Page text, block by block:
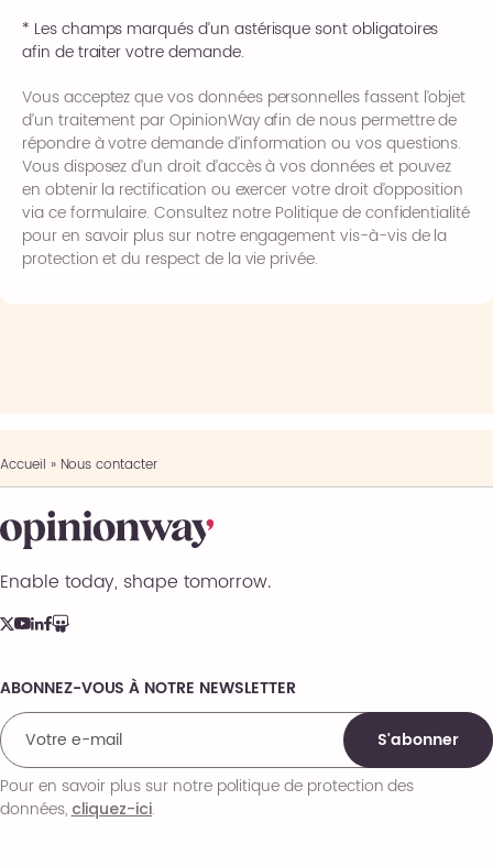
* Les champs marqués d’un astérisque sont obligatoires
afin de traiter votre demande.
Vous acceptez que vos données personnelles fassent l’objet
d’un traitement par OpinionWay afin de nous permettre de
répondre à votre demande d’information ou vos questions.
Vous disposez d’un droit d’accès à vos données et pouvez
en obtenir la rectification ou exercer votre droit d’opposition
via ce formulaire. Consultez notre Politique de confidentialité
pour en savoir plus sur notre engagement vis-à-vis de la
protection et du respect de la vie privée.
Accueil » Nous contacter
Enable today, shape tomorrow.
Comments
ABONNEZ-VOUS À NOTRE NEWSLETTER
S'abonner
Pour en savoir plus sur notre politique de protection des
données,cliquez-ici.